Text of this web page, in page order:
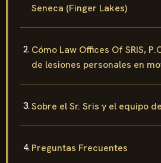
Seneca (Finger Lakes)
Cómo Law Offices Of SRIS,
de lesiones personales en
Sobre el Sr. Sris y el equipo
Preguntas Frecuentes